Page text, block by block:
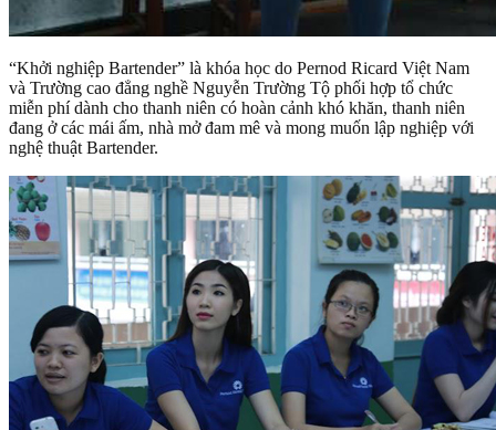
“Khởi nghiệp Bartender” là khóa học do Pernod Ricard Việt Nam
và Trường cao đẳng nghề Nguyễn Trường Tộ phối hợp tổ chức
miễn phí dành cho thanh niên có hoàn cảnh khó khăn, thanh niên
đang ở các mái ấm, nhà mở đam mê và mong muốn lập nghiệp với
nghệ thuật Bartender.